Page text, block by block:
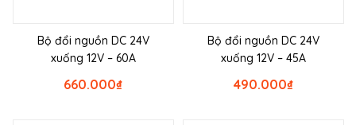
Bộ đổi nguồn DC 24V
xuống 12V – 60A
₫
660.000
Bộ đổi nguồn DC 24V
xuống 12V – 45A
₫
490.000